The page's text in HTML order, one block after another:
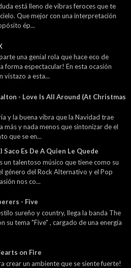
está lleno de vibras feroces que te
Que mejor con una interpretación
ép...
una genial rola que hace eco de
forma espectacular! En esta ocasión
vistazo a esta...
- Love Is All Around (At Christmas
y la buena vibra que la Navidad trae
más y nada menos que sintonizar de el
que se en...
Saco Es De A Quien Le Quede
un talentoso músico que tiene como su
género del Rock Alternativo y el Pop
nos co...
- Five
sureño y country, llega la banda The
su tema "Five" , cargado de una energía
on Fire
crear un ambiente que se siente fuerte!